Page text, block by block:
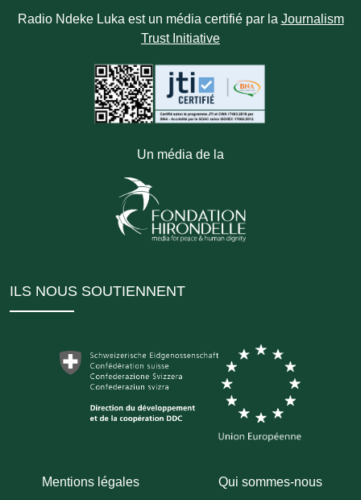
Radio Ndeke Luka est un média certifié par la Journalism
Trust Initiative
Un média de la
ILS NOUS SOUTIENNENT
Mentions légales Qui sommes-nous